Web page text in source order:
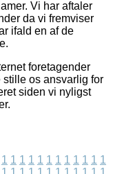
Vi har aftaler
da vi fremviser
ifald en af de
foretagender
os ansvarlig for
siden vi nyligst
1 1 1 1 1 1 1 1 1 1 1 1